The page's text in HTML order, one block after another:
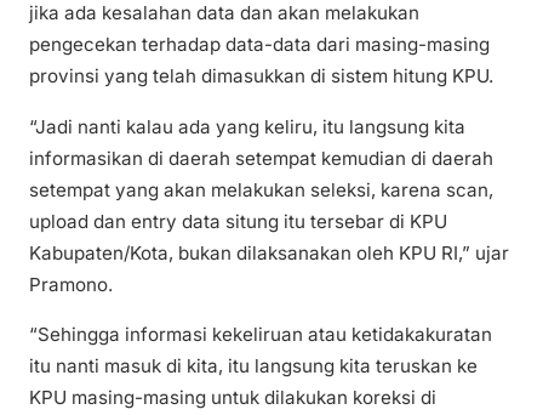
jika ada kesalahan data dan akan melakukan
pengecekan terhadap data-data dari masing-masing
provinsi yang telah dimasukkan di sistem hitung KPU.
“Jadi nanti kalau ada yang keliru, itu langsung kita
informasikan di daerah setempat kemudian di daerah
setempat yang akan melakukan seleksi, karena scan,
upload dan entry data situng itu tersebar di KPU
Kabupaten/Kota, bukan dilaksanakan oleh KPU RI,” ujar
Pramono.
“Sehingga informasi kekeliruan atau ketidakakuratan
itu nanti masuk di kita, itu langsung kita teruskan ke
KPU masing-masing untuk dilakukan koreksi di